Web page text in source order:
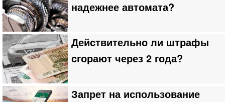
надежнее автомата?
Действительно ли штрафы
сгорают через 2 года?
Запрет на использование